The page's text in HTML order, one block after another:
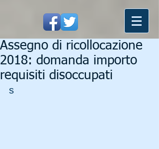
Assegno di ricollocazione
2018: domanda importo
requisiti disoccupati
s